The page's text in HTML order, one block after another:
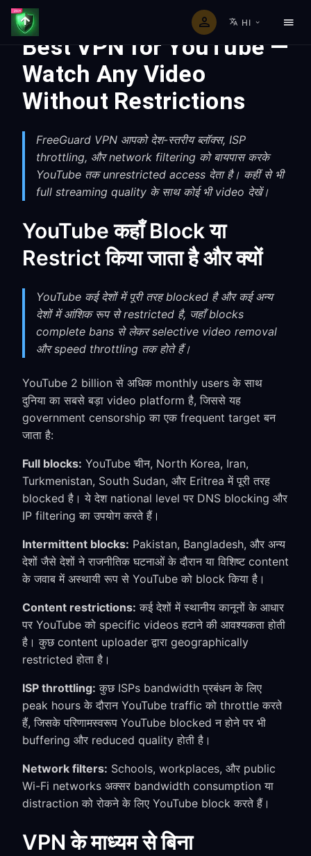
HI
Best VPN for YouTube —
Watch Any Video
Without Restrictions
FreeGuard VPN आपको देश-स्तरीय ब्लॉक्स, ISP
throttling, और network filtering को बायपास करके
YouTube तक unrestricted access देता है। कहीं से भी
full streaming quality के साथ कोई भी video देखें।
YouTube कहाँ Block या
Restrict किया जाता है और क्यों
YouTube कई देशों में पूरी तरह blocked है और कई अन्य
देशों में आंशिक रूप से restricted है, जहाँ blocks
complete bans से लेकर selective video removal
और speed throttling तक होते हैं।
YouTube 2 billion से अधिक monthly users के साथ
दुनिया का सबसे बड़ा video platform है, जिससे यह
government censorship का एक frequent target बन
जाता है:
Full blocks: YouTube चीन, North Korea, Iran,
Turkmenistan, South Sudan, और Eritrea में पूरी तरह
blocked है। ये देश national level पर DNS blocking और
IP filtering का उपयोग करते हैं।
Intermittent blocks: Pakistan, Bangladesh, और अन्य
देशों जैसे देशों ने राजनीतिक घटनाओं के दौरान या विशिष्ट content
के जवाब में अस्थायी रूप से YouTube को block किया है।
Content restrictions: कई देशों में स्थानीय कानूनों के आधार
पर YouTube को specific videos हटाने की आवश्यकता होती
है। कुछ content uploader द्वारा geographically
restricted होता है।
ISP throttling: कुछ ISPs bandwidth प्रबंधन के लिए
peak hours के दौरान YouTube traffic को throttle करते
हैं, जिसके परिणामस्वरूप YouTube blocked न होने पर भी
buffering और reduced quality होती है।
Network filters: Schools, workplaces, और public
Wi-Fi networks अक्सर bandwidth consumption या
distraction को रोकने के लिए YouTube block करते हैं।
VPN के माध्यम से बिना